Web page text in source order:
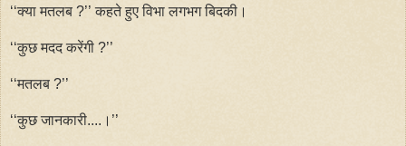
‘‘क्या मतलब ?’’ कहते हुए विभा लगभग बिदकी।
‘‘कुछ मदद करेंगी ?’’
‘‘मतलब ?’’
‘‘कुछ जानकारी....।’’